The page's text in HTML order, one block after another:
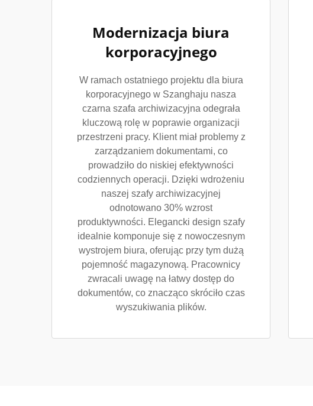
Modernizacja biura
korporacyjnego
W ramach ostatniego projektu dla biura
korporacyjnego w Szanghaju nasza
czarna szafa archiwizacyjna odegrała
kluczową rolę w poprawie organizacji
przestrzeni pracy. Klient miał problemy z
zarządzaniem dokumentami, co
prowadziło do niskiej efektywności
codziennych operacji. Dzięki wdrożeniu
naszej szafy archiwizacyjnej
odnotowano 30% wzrost
produktywności. Elegancki design szafy
idealnie komponuje się z nowoczesnym
wystrojem biura, oferując przy tym dużą
pojemność magazynową. Pracownicy
zwracali uwagę na łatwy dostęp do
dokumentów, co znacząco skróciło czas
wyszukiwania plików.